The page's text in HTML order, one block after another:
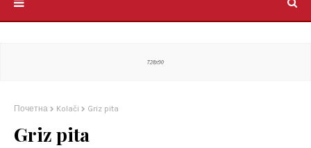
Почетна Kolači Griz pita
Griz pita